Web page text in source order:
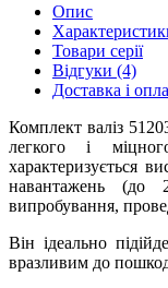
Опис
Товари серії
Відгуки (4)
Доставка і
Комплект валіз
легкого і
характеризується
навантажень (до
випробування,
Він ідеально
вразливим до